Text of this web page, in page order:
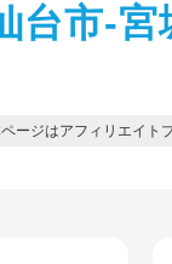
台市-
ージはアフィリエイト